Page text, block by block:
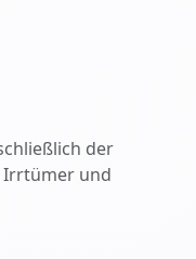
der
Irrtümer und